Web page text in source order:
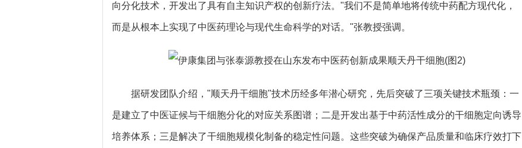
向分化技术，开发出了具有自主知识产权的创新疗法。"我们不是简单地将传统中药配方现代化，
而是从根本上实现了中医药理论与现代生命科学的对话。"张教授强调。
据研发团队介绍，"顺天丹干细胞"技术历经多年潜心研究，先后突破了三项关键技术瓶颈：一
是建立了中医证候与干细胞分化的对应关系图谱；二是开发出基于中药活性成分的干细胞定向诱导
培养体系；三是解决了干细胞规模化制备的稳定性问题。这些突破为确保产品质量和临床疗效打下